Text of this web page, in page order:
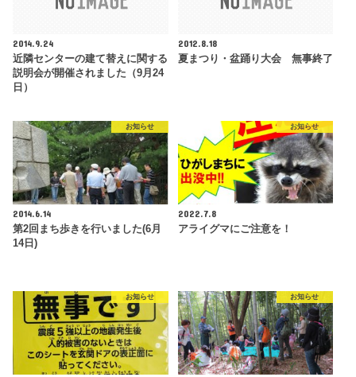
2014.9.24
近隣センターの建て替えに関する
説明会が開催されました（9月24
日）
2012.8.18
夏まつり・盆踊り大会 無事終了
お知らせ
2014.6.14
第2回まち歩きを行いました(6月
14日)
お知らせ
2022.7.8
アライグマにご注意を！
お知らせ お知らせ